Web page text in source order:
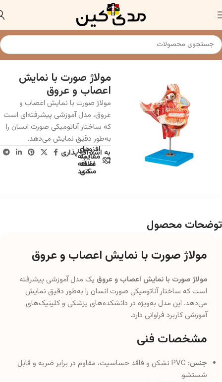
خانه مولاژ و ماکت آناتومی عمومی
مولاژ صورت با نمایش
اعصاب و عروق
مولاژ صورت با نمایش اعصاب و
عروق، مدل آموزشی پیشرفته‌ای است
که ساختار آناتومیکی صورت انسان را
به‌طور دقیق نمایش می‌دهد.
برای
مقایسه
اضافه
کنید
افزودن
به
علاقه
مندی
به اشتراک پذاری
توضحات محصول
مولاژ صورت با نمایش اعصاب و عروق
مولاژ صورت با نمایش اعصاب و عروق یک مدل آموزشی پیشرفته
است که ساختار آناتومیکی صورت انسان را به‌طور دقیق نمایش
می‌دهد. این مدل به‌ویژه در دانشکده‌های پزشکی و کلینیک‌های
آموزشی کاربرد فراوانی دارد.
مشخصات فنی
جنس:
PVC نشکن و فاقد حساسیت، مقاوم در برابر ضربه و قابل
شستشو.